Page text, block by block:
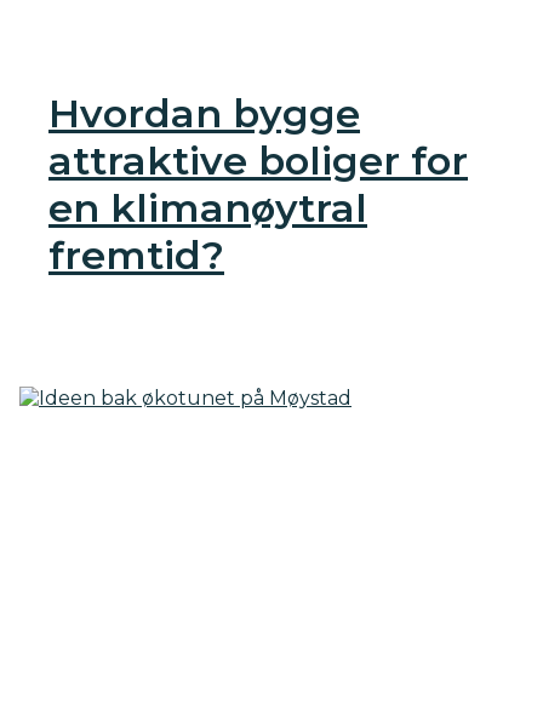
Hvordan bygge
attraktive boliger for
en klimanøytral
fremtid?